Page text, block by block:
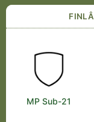
MP Sub-21